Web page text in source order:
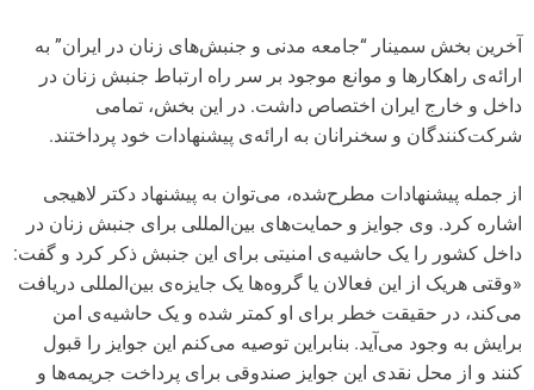
آخرین بخش سمینار “جامعه مدنی و جنبش‌های زنان در ایران” به
ارائه‌ی راهکارها و موانع موجود بر سر راه ارتباط جنبش زنان در
داخل و خارج ایران اختصاص داشت. در این بخش، تمامی
شرکت‌کنندگان و سخنرانان به ارائه‌ی پیشنهادات خود پرداختند.
از جمله پیشنهادات مطرح‌شده، می‌توان به پیشنهاد دکتر لاهیجی
اشاره کرد. وی جوایز و حمایت‌های بین‌المللی برای جنبش زنان در
داخل کشور را یک حاشیه‌ی امنیتی برای این جنبش ذکر کرد و گفت:
«وقتی هریک از این فعالان یا گروه‌ها یک جایزه‌ی بین‌المللی دریافت
می‌کند، در حقیقت خطر برای او کمتر شده و یک حاشیه‌ی امن
برایش به وجود می‌آید. بنابراین توصیه می‌کنم این جوایز را قبول
کنند و از محل نقدی این جوایز صندوقی برای پرداخت جریمه‌ها و